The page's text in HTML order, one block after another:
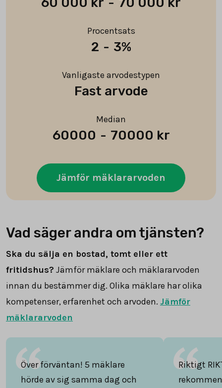
Procentsats
2 - 3%
Vanligaste arvodestypen
Fast arvode
Median
60000 - 70000 kr
Jämför mäklararvoden
Vad säger andra om tjänsten?
Ska du sälja en bostad, tomt eller ett
fritidshus? Jämför mäklare och mäklararvoden
innan du bestämmer dig. Olika mäklare har olika
kompetenser, erfarenhet och arvoden. Jämför
mäklararvoden
Över förväntan! 5 mäklare
hörde av sig samma dag och
Riktigt